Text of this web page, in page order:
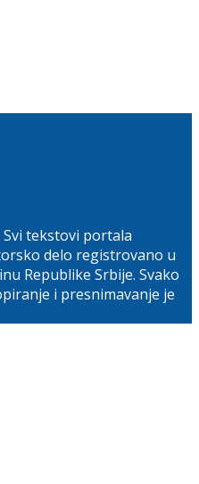
tekstovi portala
delo registrovano u
Republike Srbije. Svako
i presnimavanje je